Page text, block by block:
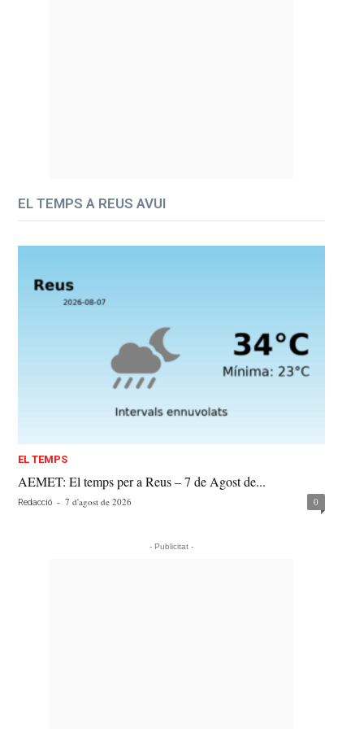
EL TEMPS A REUS AVUI
EL TEMPS
AEMET: El temps per a Reus – 7 de Agost de...
Redacció - 7 d'agost de 2026 0
- Publicitat -